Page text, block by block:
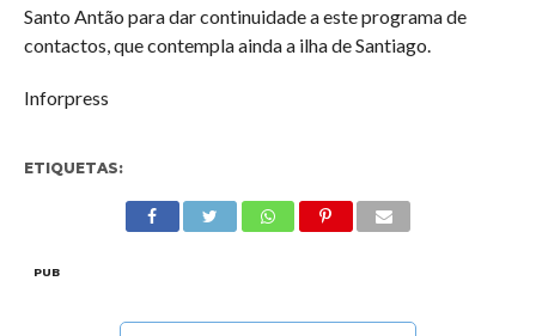
Santo Antão para dar continuidade a este programa de
contactos, que contempla ainda a ilha de Santiago.
Inforpress
ETIQUETAS:
PUB